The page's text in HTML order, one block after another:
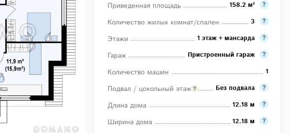
Приведенная площадь 158.2 м²
Количество жилых комнат/спален 3
Этажи 1 этаж + мансарда
Гараж Пристроенный гараж
Количество машин 1
Подвал / цокольный этаж Без подвала
Длина дома 12.18 м
Ширина дома 12.18 м